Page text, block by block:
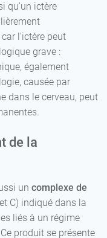
qu'un ictère
l'ictère peut
grave :
également
causée par
dans le cerveau, peut
de la
un complexe de
et C) indiqué dans la
liés à un régime
produit se présente